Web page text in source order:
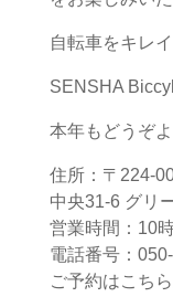
自転車をキレ
SENSHA
本年もどうぞ
住所：〒224-
中央31-6 グリ
営業時間：10
電話番号：
ご予約はこち